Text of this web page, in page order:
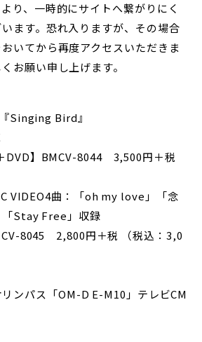
り、一時的にサイトへ繋がりにく
ます。恐れ入りますが、その場合
いてから再度アクセスいただきま
お願い申し上げます。
Singing Bird』
DVD】BMCV-8044 3,500円＋税
VIDEO4曲：「oh my love」「念
「Stay Free」収録
8045 2,800円＋税 （税込：3,0
ンパス「OM-D E-M10」テレビCM